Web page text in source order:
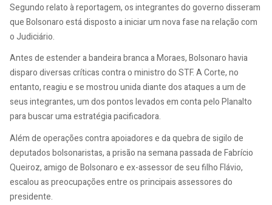
Segundo relato à reportagem, os integrantes do governo disseram
que Bolsonaro está disposto a iniciar um nova fase na relação com
o Judiciário.
Antes de estender a bandeira branca a Moraes, Bolsonaro havia
disparo diversas críticas contra o ministro do STF. A Corte, no
entanto, reagiu e se mostrou unida diante dos ataques a um de
seus integrantes, um dos pontos levados em conta pelo Planalto
para buscar uma estratégia pacificadora.
Além de operações contra apoiadores e da quebra de sigilo de
deputados bolsonaristas, a prisão na semana passada de Fabrício
Queiroz, amigo de Bolsonaro e ex-assessor de seu filho Flávio,
escalou as preocupações entre os principais assessores do
presidente.